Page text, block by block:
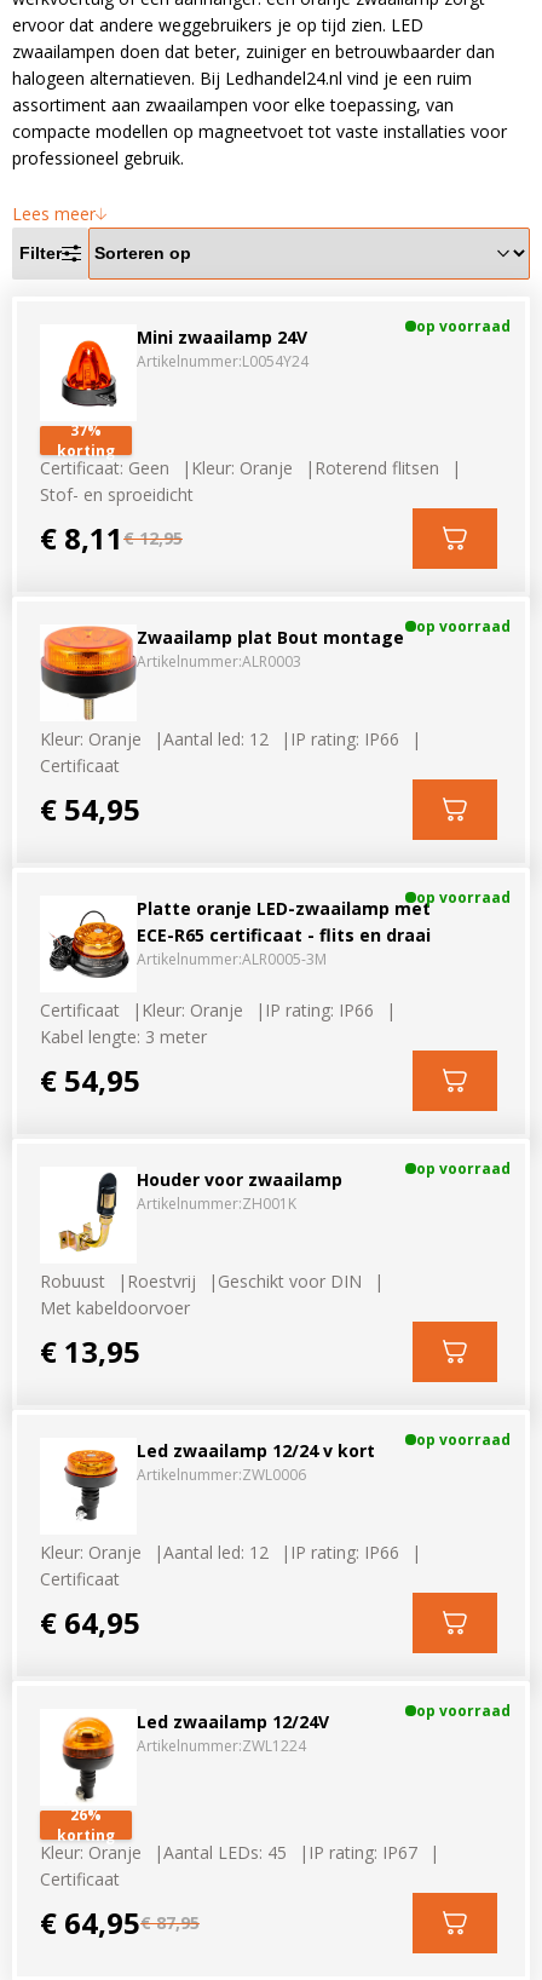
LED voordeelpakketten
Overige producten
Blog
Over ons
Ervaringen
Gratis lichtplan
0597-234500
info@ledhandel24.nl
+31611204496
LED voordeelpakketten
Overige producten
Bekijk alles
ervoor dat andere weggebruikers je op tijd zien. LED
zwaailampen doen dat beter, zuiniger en betrouwbaarder dan
halogeen alternatieven. Bij Ledhandel24.nl vind je een ruim
assortiment aan zwaailampen voor elke toepassing, van
compacte modellen op magneetvoet tot vaste installaties voor
professioneel gebruik.
Lees meer
Filter
Mini zwaailamp 24V
Artikelnummer:L0054Y24
op voorraad
37%
korting
Certificaat: Geen Kleur: Oranje
Roterend flitsen
Stof- en sproeidicht
€ 12,95
€ 8,11
Zwaailamp plat Bout montage
Artikelnummer:ALR0003
op voorraad
Kleur: Oranje Aantal led: 12
IP rating: IP66
Certificaat
€ 54,95
Platte oranje LED-zwaailamp met
ECE-R65 certificaat - flits en draai
Artikelnummer:ALR0005-3M
op voorraad
Certificaat Kleur: Oranje
IP rating: IP66
Kabel lengte: 3 meter
€ 54,95
Houder voor zwaailamp
Artikelnummer:ZH001K
op voorraad
Robuust Roestvrij
Geschikt voor DIN
Met kabeldoorvoer
€ 13,95
Led zwaailamp 12/24 v kort
Artikelnummer:ZWL0006
op voorraad
Kleur: Oranje Aantal led: 12
IP rating: IP66
Certificaat
€ 64,95
Led zwaailamp 12/24V
Artikelnummer:ZWL1224
op voorraad
26%
korting
Kleur: Oranje Aantal LEDs: 45
IP rating: IP67
Certificaat
€ 87,95
€ 64,95